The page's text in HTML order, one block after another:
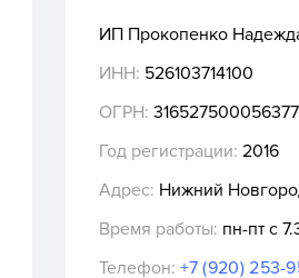
ИП Прокопенко
ИНН: 526103714100
ОГРН: 316527500056377
Год регистрации: 2016
Адрес: Нижний
Время работы: пн-пт с
Телефон: +7 (920) 253-